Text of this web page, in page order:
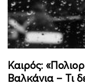
Καιρός:
Βαλκάνια – Τι